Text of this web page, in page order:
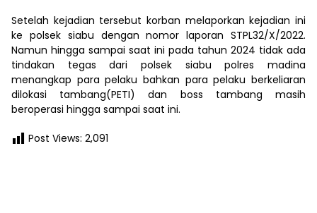
Setelah kejadian tersebut korban melaporkan kejadian ini
ke polsek siabu dengan nomor laporan STPL32/X/2022.
Namun hingga sampai saat ini pada tahun 2024 tidak ada
tindakan tegas dari polsek siabu polres madina
menangkap para pelaku bahkan para pelaku berkeliaran
dilokasi tambang(PETI) dan boss tambang masih
beroperasi hingga sampai saat ini.
Post Views: 2,091